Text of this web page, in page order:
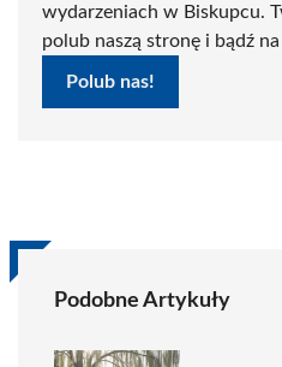
wydarzeniach w Biskupcu.
polub naszą stronę i bądź
Polub nas!
Podobne Artykuły